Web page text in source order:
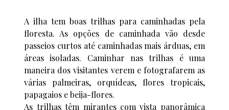
A ilha tem boas trilhas para caminhadas pela
floresta. As opções de caminhada vão desde
passeios curtos até caminhadas mais árduas, em
áreas isoladas. Caminhar nas trilhas é uma
maneira dos visitantes verem e fotografarem as
várias palmeiras, orquídeas, flores tropicais,
papagaios e beija-flores.
As trilhas têm mirantes com vista panorâmica